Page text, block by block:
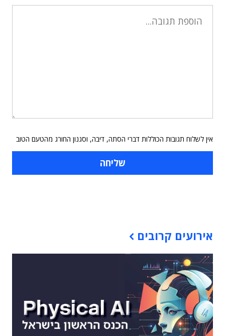
אין לשלוח תגובות הכוללות דברי הסתה, דיבה, וסגנון החורג מהטעם הטוב
אירועים קרובים